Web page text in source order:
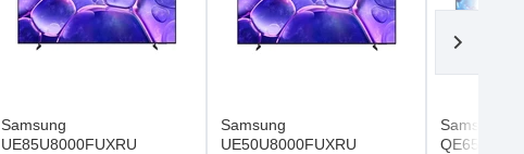
Samsung
UE85U8000FUXRU
Samsung
UE50U8000FUXRU
Samsung